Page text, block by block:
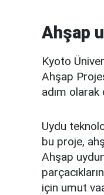
Ahşap
Kyoto
Ahşap
adım
Uydu
bu proje,
Ahşap
için umut